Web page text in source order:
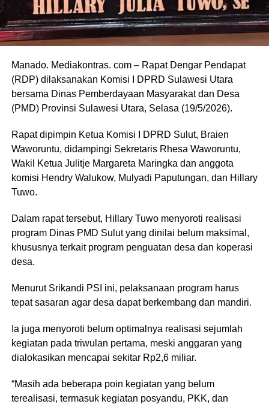
Manado. Mediakontras. com – Rapat Dengar Pendapat
(RDP) dilaksanakan Komisi I DPRD Sulawesi Utara
bersama Dinas Pemberdayaan Masyarakat dan Desa
(PMD) Provinsi Sulawesi Utara, Selasa (19/5/2026).
Rapat dipimpin Ketua Komisi I DPRD Sulut, Braien
Waworuntu, didampingi Sekretaris Rhesa Waworuntu,
Wakil Ketua Julitje Margareta Maringka dan anggota
komisi Hendry Walukow, Mulyadi Paputungan, dan Hillary
Tuwo.
Dalam rapat tersebut, Hillary Tuwo menyoroti realisasi
program Dinas PMD Sulut yang dinilai belum maksimal,
khususnya terkait program penguatan desa dan koperasi
desa.
Menurut Srikandi PSI ini, pelaksanaan program harus
tepat sasaran agar desa dapat berkembang dan mandiri.
Ia juga menyoroti belum optimalnya realisasi sejumlah
kegiatan pada triwulan pertama, meski anggaran yang
dialokasikan mencapai sekitar Rp2,6 miliar.
“Masih ada beberapa poin kegiatan yang belum
terealisasi, termasuk kegiatan posyandu, PKK, dan